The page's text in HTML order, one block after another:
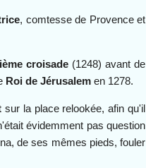
, comtesse de Provence et
croisade(1248) avant de
Roi de Jérusalem en 1278.
sur la place relookée, afin qu'il
évidemment pas question
de ses mêmes pieds, fouler